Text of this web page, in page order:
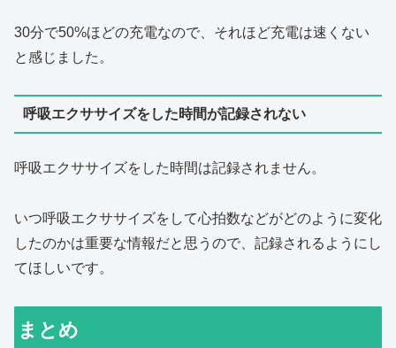
30分で50%ほどの充電なので、それほど充電は速くない
と感じました。
呼吸エクササイズをした時間が記録されない
呼吸エクササイズをした時間は記録されません。
いつ呼吸エクササイズをして心拍数などがどのように変化
したのかは重要な情報だと思うので、記録されるようにし
てほしいです。
まとめ